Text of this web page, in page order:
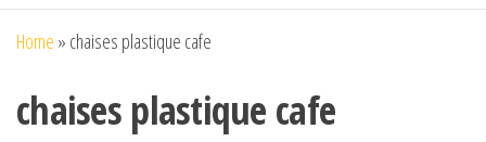
Home » chaises plastique cafe
chaises plastique cafe